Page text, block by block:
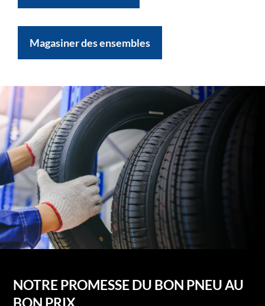
Magasiner des ensembles
NOTRE PROMESSE DU BON PNEU AU
BON PRIX